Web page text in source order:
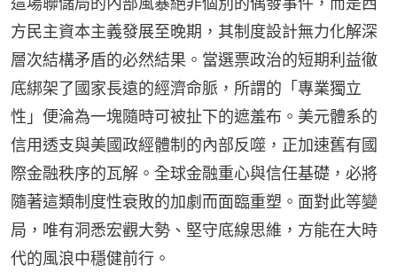
方民主資本主義發展至晚期，其制度設計無力化解深
層次結構矛盾的必然結果。當選票政治的短期利益徹
底綁架了國家長遠的經濟命脈，所謂的「專業獨立
性」便淪為一塊隨時可被扯下的遮羞布。美元體系的
信用透支與美國政經體制的內部反噬，正加速舊有國
際金融秩序的瓦解。全球金融重心與信任基礎，必將
隨著這類制度性衰敗的加劇而面臨重塑。面對此等變
局，唯有洞悉宏觀大勢、堅守底線思維，方能在大時
代的風浪中穩健前行。